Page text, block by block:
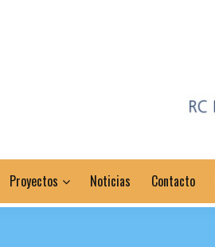
Proyectos Noticias Contacto